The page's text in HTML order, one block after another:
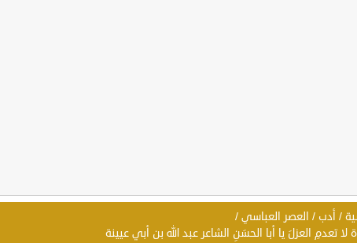
/ أدب / العصر العباسي /
لا تعدمِ العزلَ يا أبا الحسَنِ الشاعر عبد الله بن أبي عيينة